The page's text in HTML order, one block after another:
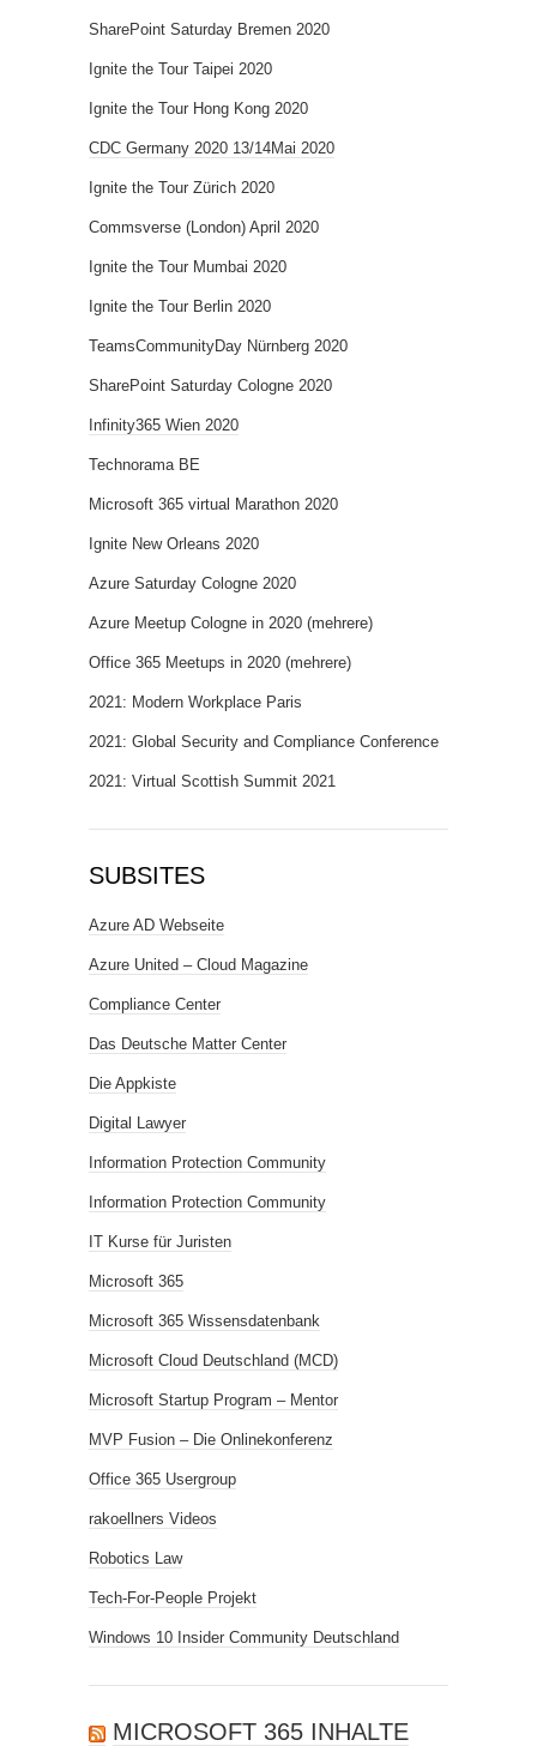
SharePoint Saturday Bremen 2020
Ignite the Tour Taipei 2020
Ignite the Tour Hong Kong 2020
CDC Germany 2020 13/14Mai 2020
Ignite the Tour Zürich 2020
Commsverse (London) April 2020
Ignite the Tour Mumbai 2020
Ignite the Tour Berlin 2020
TeamsCommunityDay Nürnberg 2020
SharePoint Saturday Cologne 2020
Infinity365 Wien 2020
Technorama BE
Microsoft 365 virtual Marathon 2020
Ignite New Orleans 2020
Azure Saturday Cologne 2020
Azure Meetup Cologne in 2020 (mehrere)
Office 365 Meetups in 2020 (mehrere)
2021: Modern Workplace Paris
2021: Global Security and Compliance Conference
2021: Virtual Scottish Summit 2021
SUBSITES
Azure AD Webseite
Azure United – Cloud Magazine
Compliance Center
Das Deutsche Matter Center
Die Appkiste
Digital Lawyer
Information Protection Community
Information Protection Community
IT Kurse für Juristen
Microsoft 365
Microsoft 365 Wissensdatenbank
Microsoft Cloud Deutschland (MCD)
Microsoft Startup Program – Mentor
MVP Fusion – Die Onlinekonferenz
Office 365 Usergroup
rakoellners Videos
Robotics Law
Tech-For-People Projekt
Windows 10 Insider Community Deutschland
MICROSOFT 365 INHALTE